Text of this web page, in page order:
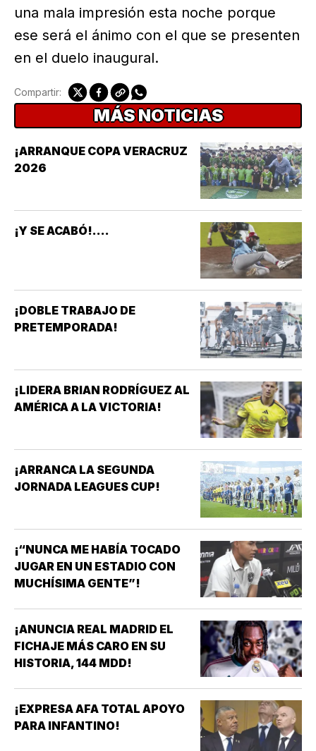
una mala impresión esta noche porque
ese será el ánimo con el que se presenten
en el duelo inaugural.
Compartir:
MÁS NOTICIAS
¡ARRANQUE COPA VERACRUZ
2026
¡Y SE ACABÓ!....
¡DOBLE TRABAJO DE
PRETEMPORADA!
¡LIDERA BRIAN RODRÍGUEZ AL
AMÉRICA A LA VICTORIA!
¡ARRANCA LA SEGUNDA
JORNADA LEAGUES CUP!
¡“NUNCA ME HABÍA TOCADO
JUGAR EN UN ESTADIO CON
MUCHÍSIMA GENTE”!
¡ANUNCIA REAL MADRID EL
FICHAJE MÁS CARO EN SU
HISTORIA, 144 MDD!
¡EXPRESA AFA TOTAL APOYO
PARA INFANTINO!